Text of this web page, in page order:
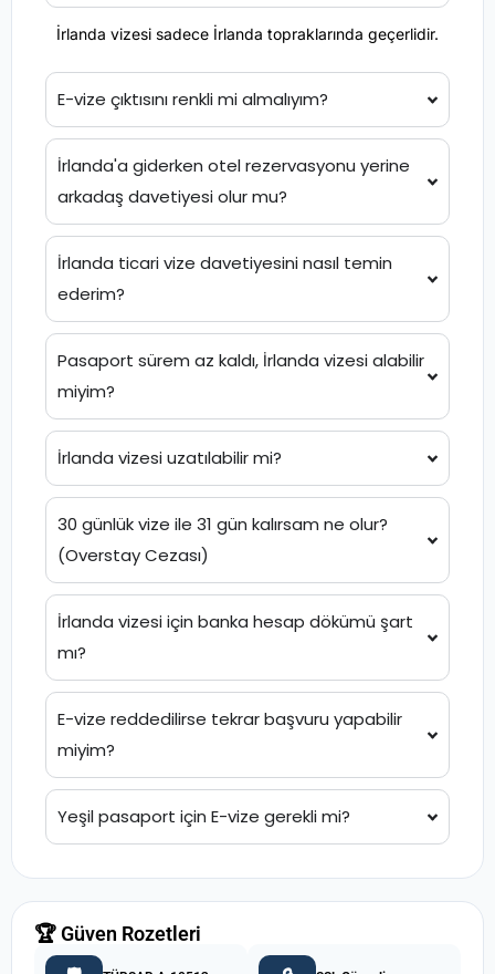
İrlanda vizesi sadece İrlanda topraklarında geçerlidir.
E-vize çıktısını renkli mi almalıyım?
İrlanda'a giderken otel rezervasyonu yerine
arkadaş davetiyesi olur mu?
İrlanda ticari vize davetiyesini nasıl temin
ederim?
Pasaport sürem az kaldı, İrlanda vizesi alabilir
miyim?
İrlanda vizesi uzatılabilir mi?
30 günlük vize ile 31 gün kalırsam ne olur?
(Overstay Cezası)
İrlanda vizesi için banka hesap dökümü şart
mı?
E-vize reddedilirse tekrar başvuru yapabilir
miyim?
Yeşil pasaport için E-vize gerekli mi?
🏆 Güven Rozetleri